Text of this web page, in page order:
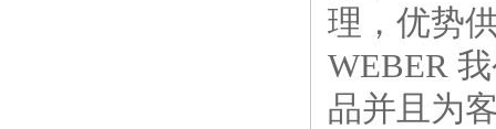
理，优势
WEBER
品并且为